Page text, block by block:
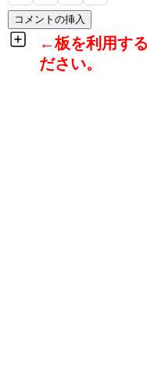
←板を利用す
ださい。